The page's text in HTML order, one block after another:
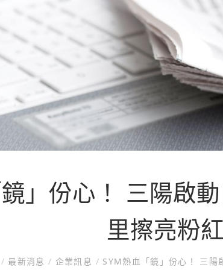
」份心！ 三陽啟
里擦亮粉
/ 最新消息/ 企業訊息 / SYM熱血「鏡」份心！ 三